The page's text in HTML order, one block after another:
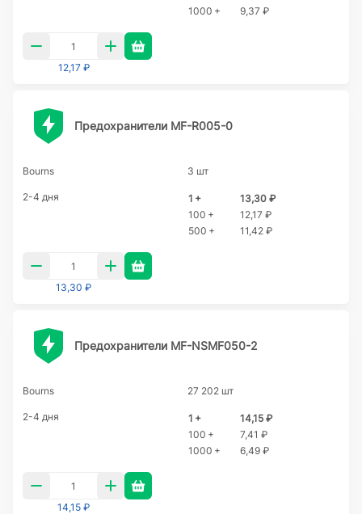
1000 +
9,37 ₽
12,17 ₽
Предохранители MF-R005-0
Bourns 3 шт
2-4 дня 1 +
13,30 ₽
100 +
12,17 ₽
500 +
11,42 ₽
13,30 ₽
Предохранители MF-NSMF050-2
Bourns 27 202 шт
2-4 дня 1 +
14,15 ₽
100 +
7,41 ₽
1000 +
6,49 ₽
14,15 ₽